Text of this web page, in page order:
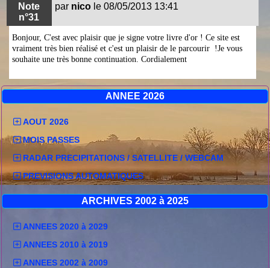
ANNEE 2026
AOUT 2026
MOIS PASSES
RADAR PRECIPITATIONS / SATELLITE / WEBCAM
PREVISIONS AUTOMATIQUES
ARCHIVES 2002 à 2025
ANNEES 2020 à 2029
ANNEES 2010 à 2019
ANNEES 2002 à 2009
Note
n°31
par nicole 08/05/2013 13:41
Bonjour, C'est avec plaisir que je signe votre livre d'or ! Ce site est
vraiment très bien réalisé et c'est un plaisir de le parcourir !Je vous
souhaite une très bonne continuation. Cordialement